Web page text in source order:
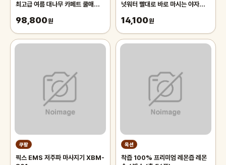
최고급 여름 대나무 카페트 쿨매트
침대 장판 자리_두꺼운 폭신한 튼튼
98,800원
넛워터 빨대로 바로 마시는 야자열매
(2과입)
14,100원
쿠팡
픽스 EMS 저주파 마사지기 XBM-
옥션
착즙 100% 프리미엄 레몬즙 레몬